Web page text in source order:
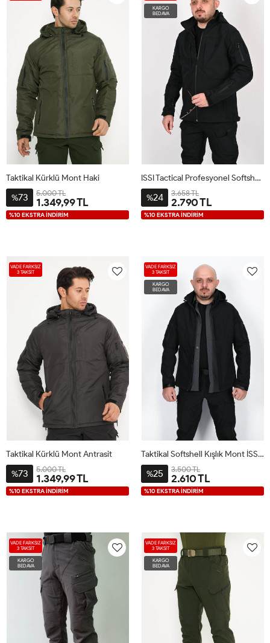
Taktikal Kürklü Mont Haki
%73 5.000 TL
1.349,99 TL
%10 EKSTRA İNDİRİM
KARGO
BEDAVA
ISSI Tactical Profesyonel Softshell Kışlık Mont Siyah
%24 3.658 TL
2.790 TL
%10 EKSTRA İNDİRİM
VADE FARKSIZ
3 TAKSİT
Taktikal Kürklü Mont Antrasit
%73 5.000 TL
1.349,99 TL
%10 EKSTRA İNDİRİM
VADE FARKSIZ
3 TAKSİT
KARGO
BEDAVA
Taktikal Softshell Kışlık Mont İSSİ Siyah
%25 3.500 TL
2.610 TL
%10 EKSTRA İNDİRİM
VADE FARKSIZ
3 TAKSİT
KARGO
BEDAVA
VADE FARKSIZ
3 TAKSİT
KARGO
BEDAVA